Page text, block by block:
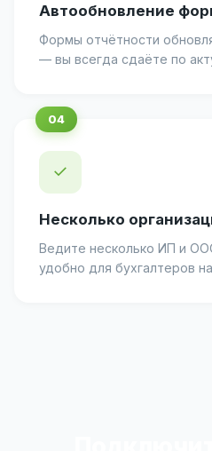
Автообновление
Формы отчётности
— вы всегда сдаёте по
✓
Несколько
Ведите несколько ИП и
удобно для бухгалтеров